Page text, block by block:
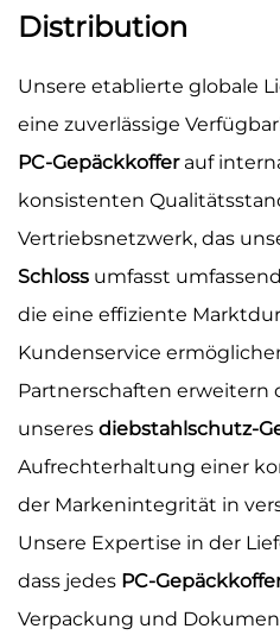
Distribution
Unsere etablierte globale
eine zuverlässige
PC-Gepäckkoffer auf
konsistenten
Vertriebsnetzwerk, das
Schloss umfasst
die eine effiziente
Kundenservice
Partnerschaften erweitern
unseres diebstahlschutz-
Aufrechterhaltung einer
der Markenintegrität in
Unsere Expertise in der
dass jedes PC-
Verpackung und